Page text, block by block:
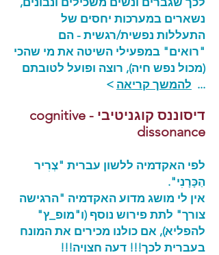
נשארים במערכות יחסים של
התעללות נפשית/רגשית - הם
"רואים" במפעילי השיטה את מי שהכי
(מכול נפש חיה), רוצה ופועל לטובתם
... להמשך קריאה >
דיסוננס קוגניטיבי - cognitive
dissonance
לפי האקדמיה ללשון עברית "צְרִיר
הַכָּרָנִי".
אין לי מושג מדוע האקדמיה "הרגישה
צורך" לתת פירוש נוסף (ו"מופ_ץ"
להפליא), אם כולנו מכירים את המונח
בעברית לכך!!! דעה חצויה!!!